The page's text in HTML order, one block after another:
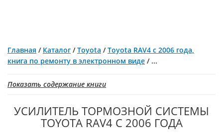
Главная / Каталог /Toyota /Toyota RAV4 с 2006 года,
книга по ремонту в электронном виде / ...
Показать содержание книги
УСИЛИТЕЛЬ ТОРМОЗНОЙ СИСТЕМЫ
TOYOTA RAV4 С 2006 ГОДА